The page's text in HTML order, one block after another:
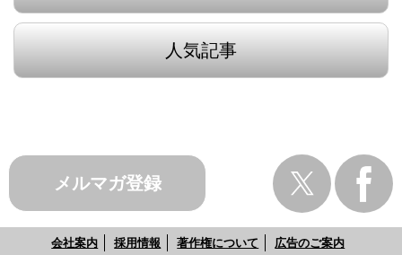
人気記事
メルマガ登録
会社案内 採用情報 著作権について 広告のご案内